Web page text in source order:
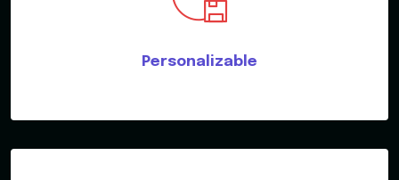
Personalizable